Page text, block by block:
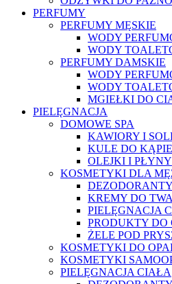
PERFUMY
PERFUMY MĘSKIE
WODY
WODY
PERFUMY DAMSKIE
WODY
WODY
MGIEŁKI DO
PIELĘGNACJA
DOMOWE SPA
KAWIORY I
KULE DO
OLEJKI I PŁYNY
KOSMETYKI DLA
DEZODORANTY
KREMY DO
PIELĘGNACJA
PRODUKTY DO
ŻELE POD
KOSMETYKI DO
KOSMETYKI
PIELĘGNACJA CIAŁA